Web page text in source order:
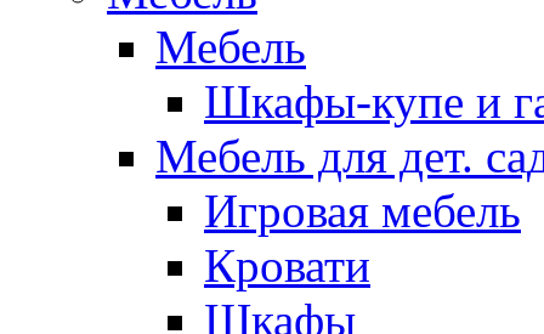
Мебель
Шкафы-купе и
Мебель для дет.
Игровая мебель
Кровати
Шкафы